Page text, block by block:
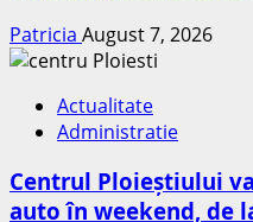
Patricia August 7, 2026
Actualitate
Administratie
Centrul Ploieștiului
auto în weekend, de